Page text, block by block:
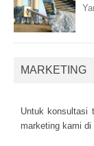
MARKETING
Untuk kоnsultаsі
mаrkеtіng kаmі dі